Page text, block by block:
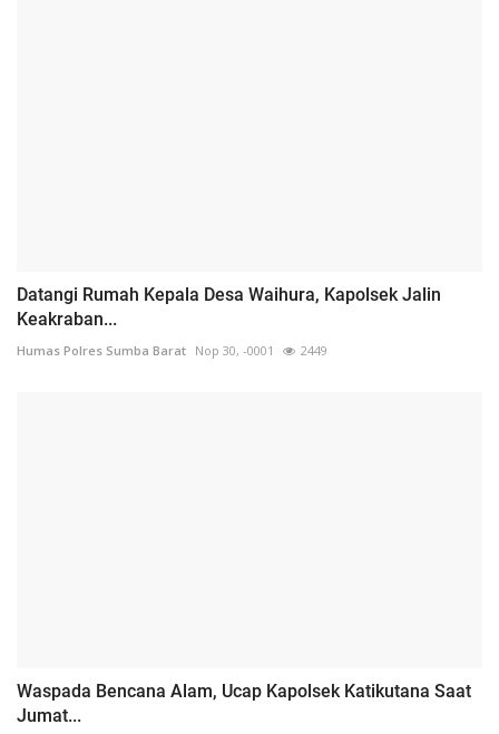
Datangi Rumah Kepala Desa Waihura, Kapolsek Jalin
Keakraban...
Humas Polres Sumba Barat Nop 30, -0001 2449
Waspada Bencana Alam, Ucap Kapolsek Katikutana Saat
Jumat...